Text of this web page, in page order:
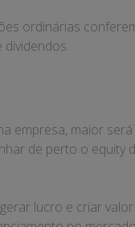
ordinárias
empresa, maior
de perto o equity
lucro e criar